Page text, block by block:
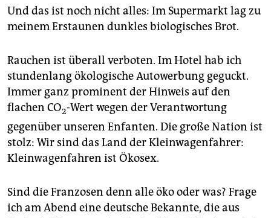
Und das ist noch nicht alles: Im Supermarkt lag zu
meinem Erstaunen dunkles biologisches Brot.
Rauchen ist überall verboten. Im Hotel hab ich
stundenlang ökologische Autowerbung geguckt.
Immer ganz prominent der Hinweis auf den
flachen CO2-Wert wegen der Verantwortung
gegenüber unseren Enfanten. Die große Nation ist
stolz: Wir sind das Land der Kleinwagenfahrer:
Kleinwagenfahren ist Ökosex.
Sind die Franzosen denn alle öko oder was? Frage
ich am Abend eine deutsche Bekannte, die aus